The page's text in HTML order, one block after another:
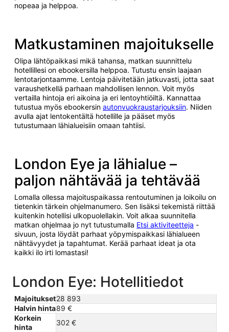
nopeaa ja helppoa.
Matkustaminen majoitukselle
Olipa lähtöpaikkasi mikä tahansa, matkan suunnittelu
hotellillesi on ebookersilla helppoa. Tutustu ensin laajaan
lentotarjontaamme. Lentoja päivitetään jatkuvasti, jotta saat
varaushetkellä parhaan mahdollisen lennon. Voit myös
vertailla hintoja eri aikoina ja eri lentoyhtiöiltä. Kannattaa
tutustua myös ebookersin autonvuokraustarjouksiin. Niiden
avulla ajat lentokentältä hotellille ja pääset myös
tutustumaan lähialueisiin omaan tahtiisi.
London Eye ja lähialue –
paljon nähtävää ja tehtävää
Lomalla ollessa majoituspaikassa rentoutuminen ja loikoilu on
tietenkin tärkein ohjelmanumero. Sen lisäksi tekemistä riittää
kuitenkin hotellisi ulkopuolellakin. Voit alkaa suunnitella
matkan ohjelmaa jo nyt tutustumalla Etsi aktiviteetteja -
sivuun, josta löydät parhaat yöpymispaikkasi lähialueen
nähtävyydet ja tapahtumat. Kerää parhaat ideat ja ota
kaikki ilo irti lomastasi!
London Eye: Hotellitiedot
Majoitukset28 893
Halvin hinta89 €
Korkein
hinta
302 €